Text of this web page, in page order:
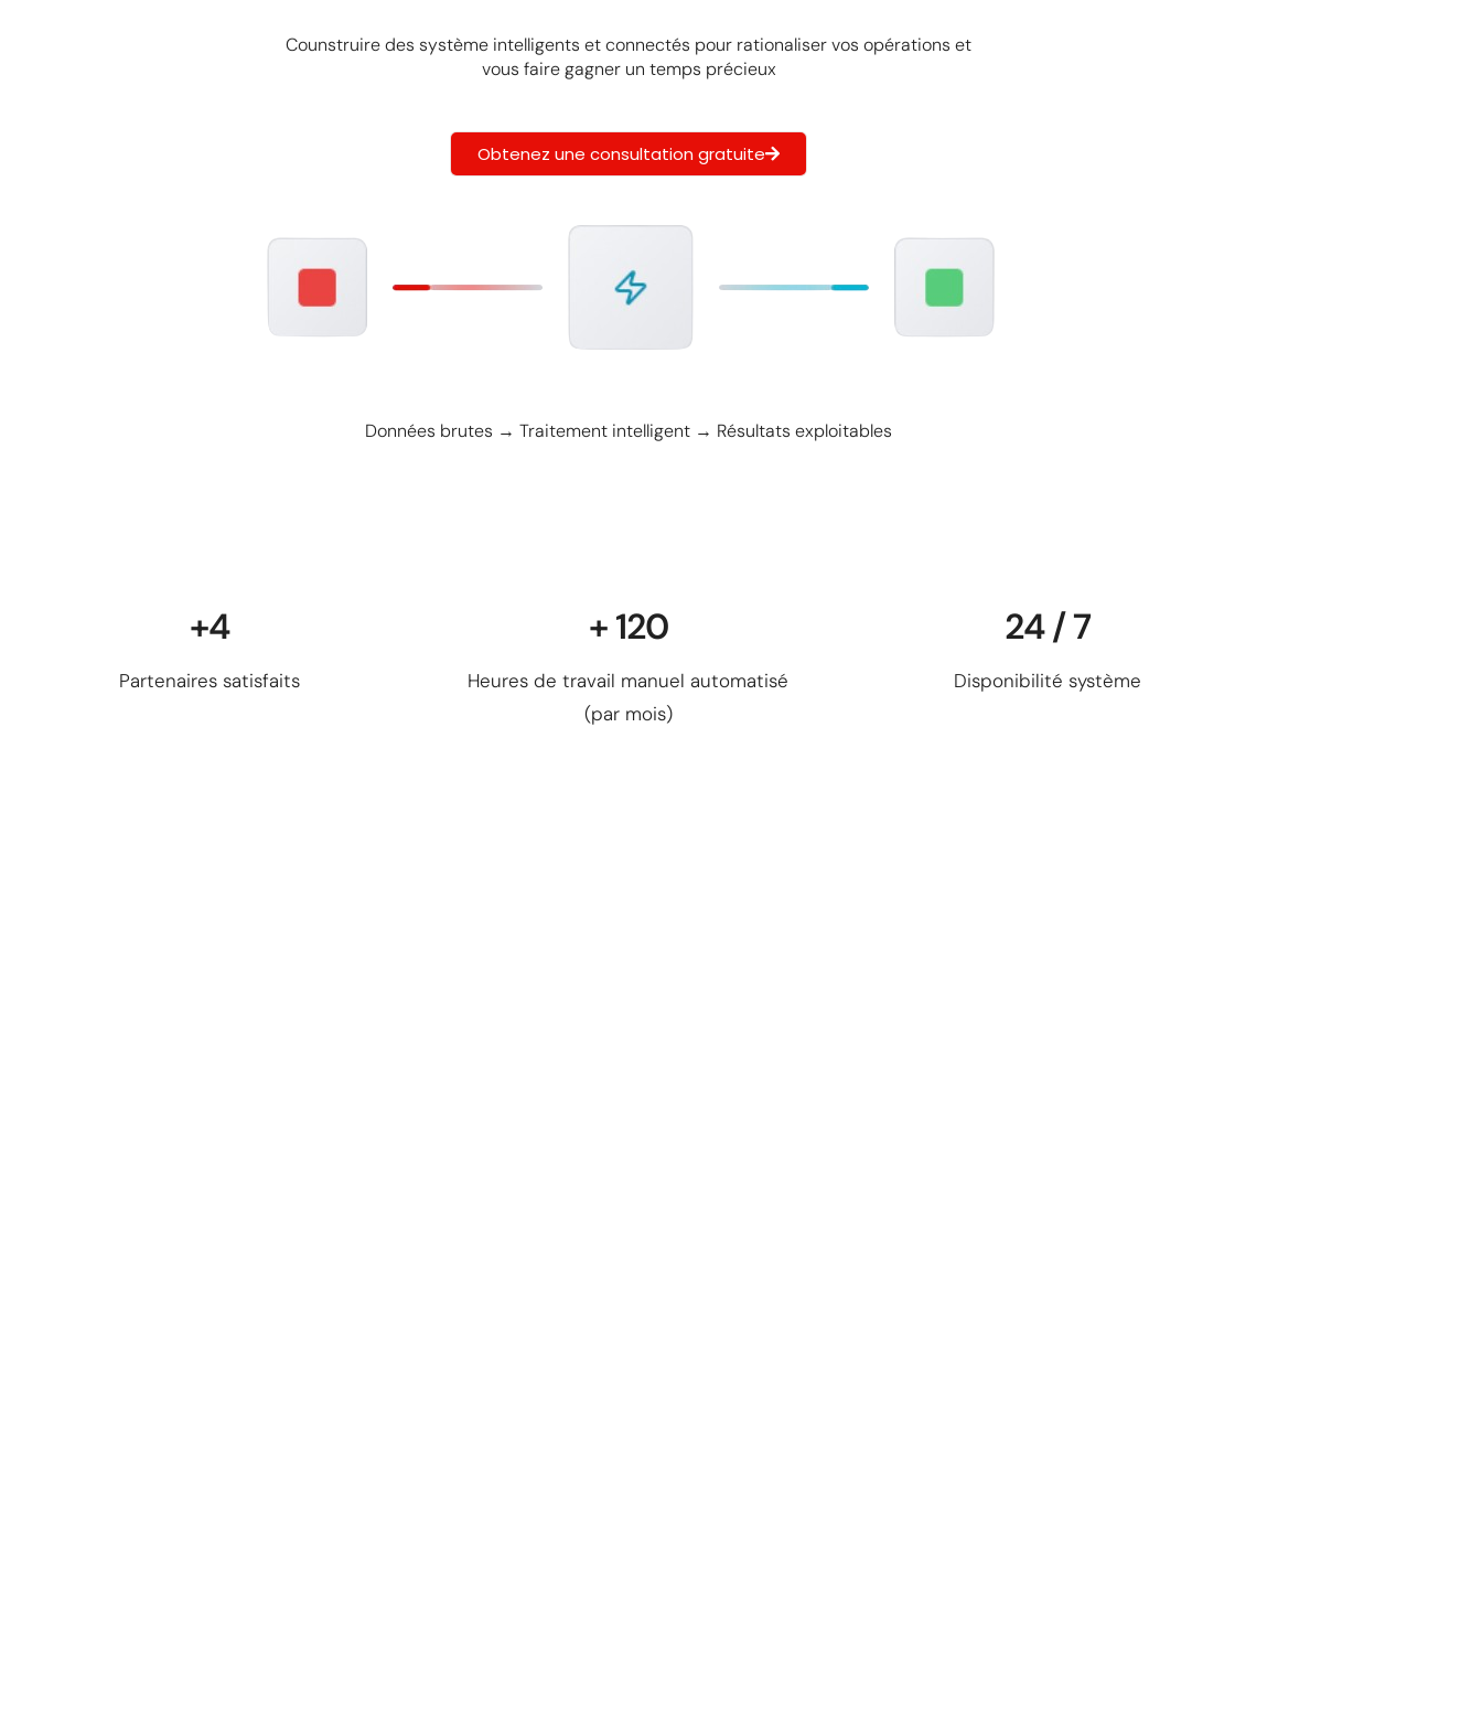
Counstruire des système intelligents et connectés pour rationaliser vos opérations et
vous faire gagner un temps précieux
Obtenez une consultation gratuite
Données brutes → Traitement intelligent → Résultats exploitables
+4
Partenaires satisfaits
+ 120
Heures de travail manuel automatisé
(par mois)
24 / 7
Disponibilité système